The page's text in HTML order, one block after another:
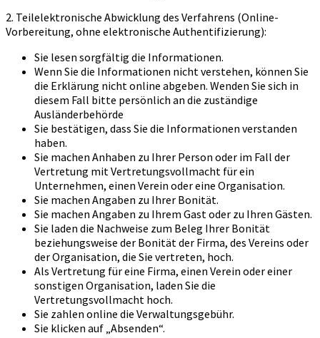
2. Teilelektronische Abwicklung des Verfahrens (Online-
Vorbereitung, ohne elektronische Authentifizierung):
Sie lesen sorgfältig die Informationen.
Wenn Sie die Informationen nicht verstehen, können Sie
die Erklärung nicht online abgeben. Wenden Sie sich in
diesem Fall bitte persönlich an die zuständige
Ausländerbehörde
Sie bestätigen, dass Sie die Informationen verstanden
haben.
Sie machen Anhaben zu Ihrer Person oder im Fall der
Vertretung mit Vertretungsvollmacht für ein
Unternehmen, einen Verein oder eine Organisation.
Sie machen Angaben zu Ihrer Bonität.
Sie machen Angaben zu Ihrem Gast oder zu Ihren Gästen.
Sie laden die Nachweise zum Beleg Ihrer Bonität
beziehungsweise der Bonität der Firma, des Vereins oder
der Organisation, die Sie vertreten, hoch.
Als Vertretung für eine Firma, einen Verein oder einer
sonstigen Organisation, laden Sie die
Vertretungsvollmacht hoch.
Sie zahlen online die Verwaltungsgebühr.
Sie klicken auf „Absenden“.